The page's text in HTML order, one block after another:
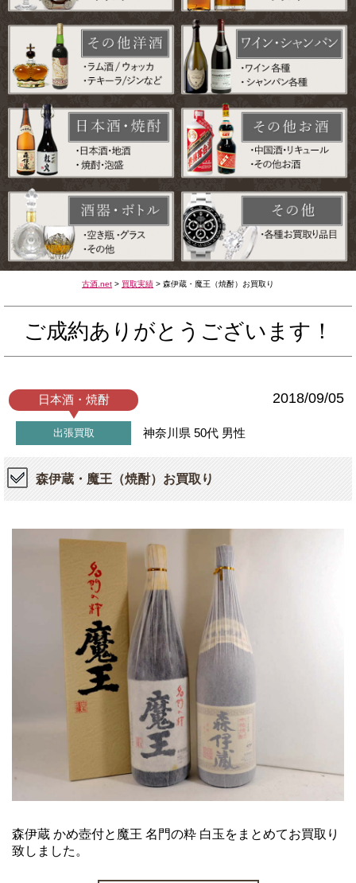
古酒.net > 買取実績 > 森伊蔵・魔王（焼酎）お買取り
ご成約ありがとうございます！
日本酒・焼酎 2018/09/05
出張買取 神奈川県 50代 男性
森伊蔵・魔王（焼酎）お買取り
森伊蔵 かめ壺付と魔王 名門の粋 白玉をまとめてお買取り
致しました。